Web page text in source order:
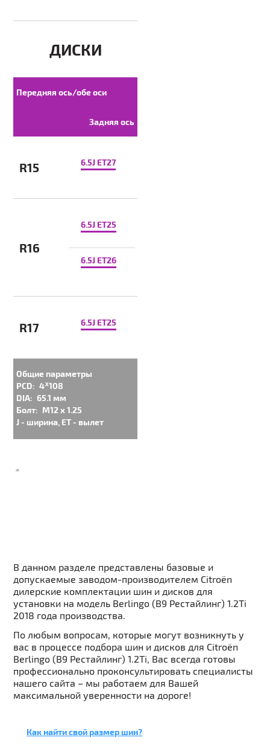
ДИСКИ
Передняя ось/обе оси
Задняя ось
R15 6.5J ET27
R16
6.5J ET25
6.5J ET26
R17 6.5J ET25
Общие параметры
PCD: 4ᕁ108
DIA: 65.1 мм
Болт: M12 x 1.25
J - ширина, ET - вылет
В данном разделе представлены базовые и
допускаемые заводом-производителем Citroën
дилерские комплектации шин и дисков для
установки на модель Berlingo (B9 Рестайлинг) 1.2Ti
2018 года производства.
По любым вопросам, которые могут возникнуть у
вас в процессе подбора шин и дисков для Citroën
Berlingo (B9 Рестайлинг) 1.2Ti, Вас всегда готовы
профессионально проконсультировать специалисты
нашего сайта – мы работаем для Вашей
максимальной уверенности на дороге!
Как найти свой размер шин?